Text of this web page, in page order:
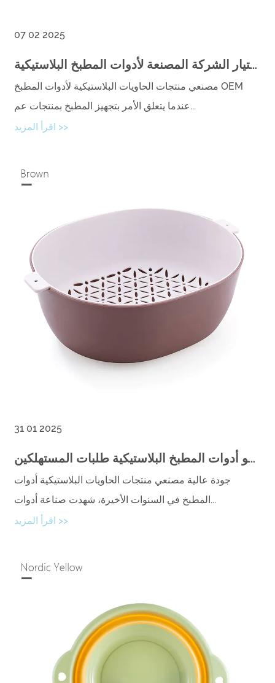
07 02 2025
الاعتبارات الرئيسية لاختيار الشركة المصنعة لأدوات المطبخ البلاستيكية
مصنعي منتجات الحاويات البلاستيكية لأدوات المطبخ OEM
عندما يتعلق الأمر بتجهيز المطبخ بمنتجات عم...
اقرأ المزيد >>
31 01 2025
كيف يلبي مصنعو أدوات المطبخ البلاستيكية طلبات المستهلكين
جودة عالية مصنعي منتجات الحاويات البلاستيكية أدوات
المطبخ في السنوات الأخيرة، شهدت صناعة أدوات...
اقرأ المزيد >>